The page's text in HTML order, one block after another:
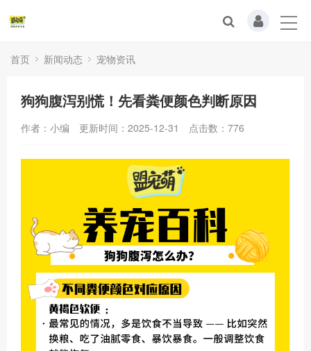
首页 新闻动态 宠物资讯
狗狗腹泻别慌！先看粪便颜色判断原因
作者：小编 更新时间：2025-12-31 点击数： 776